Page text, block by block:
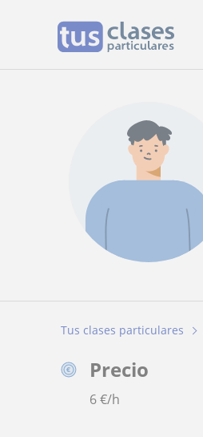
Tus clases particulares
Precio
6€/h